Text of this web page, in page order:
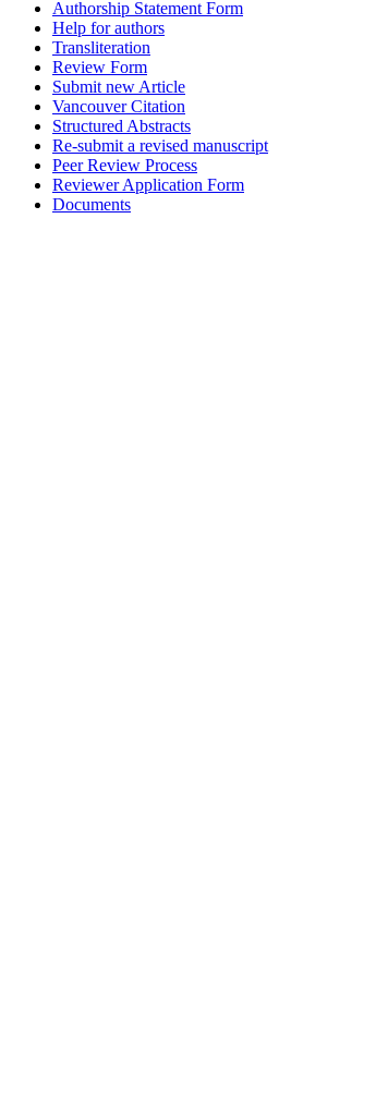
Authorship Statement Form
Help for authors
Transliteration
Review Form
Submit new Article
Vancouver Citation
Structured Abstracts
Re-submit a revised manuscript
Peer Review Process
Reviewer Application Form
Documents